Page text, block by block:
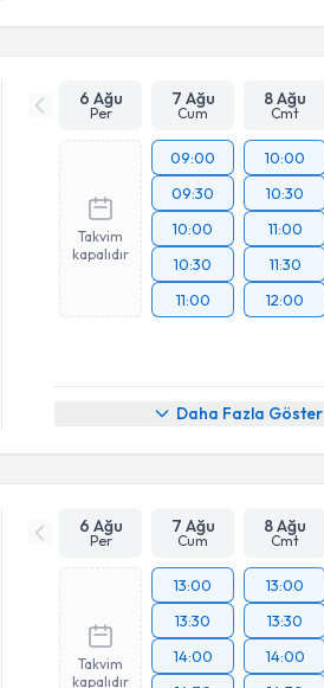
6 Ağu
Per
7 Ağu
Cum
8 Ağu
Cmt
Takvim
kapalıdır
09:00
09:30
10:00
10:30
11:00
10:00
10:30
11:00
11:30
12:00
Daha Fazla Göster
6 Ağu
Per
7 Ağu
Cum
8 Ağu
Cmt
Takvim
kapalıdır
13:00
13:30
14:00
13:00
13:30
14:00